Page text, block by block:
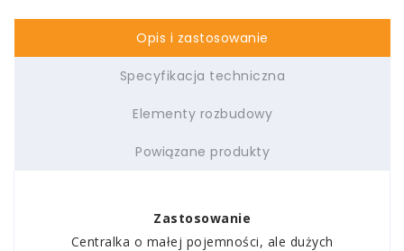
Opis i zastosowanie
Specyfikacja techniczna
Elementy rozbudowy
Powiązane produkty
Zastosowanie
Centralka o małej pojemności, ale dużych